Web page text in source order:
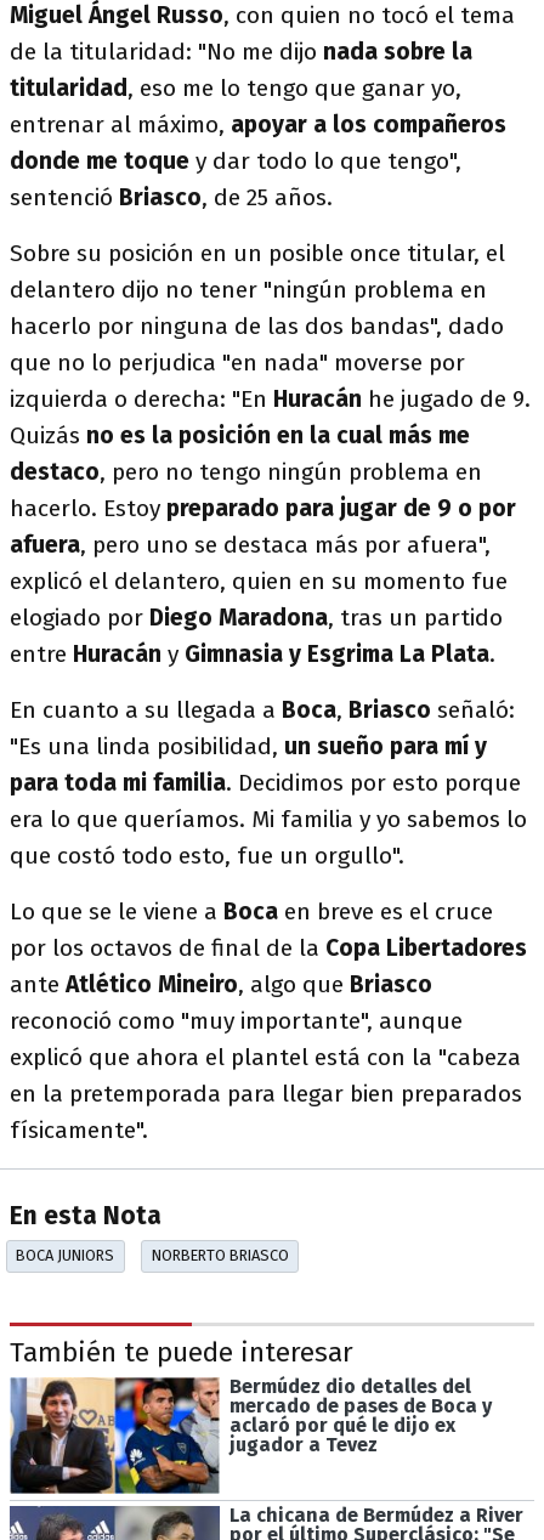
Miguel Ángel Russo, con quien no tocó el tema
de la titularidad: "No me dijo nada sobre la
titularidad, eso me lo tengo que ganar yo,
entrenar al máximo, apoyar a los compañeros
donde me toque y dar todo lo que tengo",
sentenció Briasco, de 25 años.
Sobre su posición en un posible once titular, el
delantero dijo no tener "ningún problema en
hacerlo por ninguna de las dos bandas", dado
que no lo perjudica "en nada" moverse por
izquierda o derecha: "En Huracán he jugado de 9.
Quizás no es la posición en la cual más me
destaco, pero no tengo ningún problema en
hacerlo. Estoy preparado para jugar de 9 o por
afuera, pero uno se destaca más por afuera",
explicó el delantero, quien en su momento fue
elogiado por Diego Maradona, tras un partido
entre Huracán y Gimnasia y Esgrima La Plata.
En cuanto a su llegada a Boca, Briasco señaló:
"Es una linda posibilidad, un sueño para mí y
para toda mi familia. Decidimos por esto porque
era lo que queríamos. Mi familia y yo sabemos lo
que costó todo esto, fue un orgullo".
Lo que se le viene a Boca en breve es el cruce
por los octavos de final de la Copa Libertadores
anteAtlético Mineiro, algo que Briasco
reconoció como "muy importante", aunque
explicó que ahora el plantel está con la "cabeza
en la pretemporada para llegar bien preparados
físicamente".
En esta Nota
BOCA JUNIORS NORBERTO BRIASCO
También te puede interesar
Bermúdez dio detalles del
mercado de pases de Boca y
aclaró por qué le dijo ex
jugador a Tevez
La chicana de Bermúdez a River
por el último Superclásico: "Se